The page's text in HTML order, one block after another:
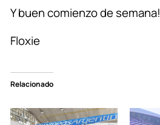
Y buen comienzo de semana!
Floxie
Relacionado